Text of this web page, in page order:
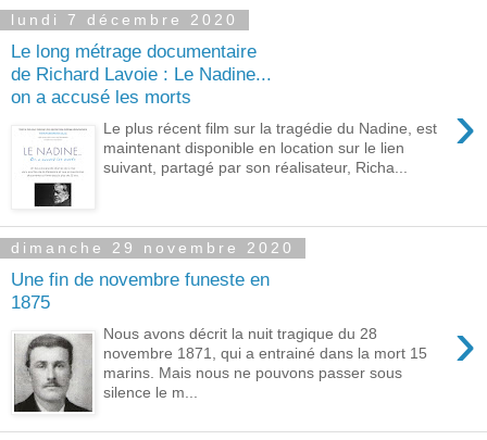
lundi 7 décembre 2020
Le long métrage documentaire
de Richard Lavoie : Le Nadine...
on a accusé les morts
›
Le plus récent film sur la tragédie du Nadine, est
maintenant disponible en location sur le lien
suivant, partagé par son réalisateur, Richa...
dimanche 29 novembre 2020
Une fin de novembre funeste en
1875
›
Nous avons décrit la nuit tragique du 28
novembre 1871, qui a entrainé dans la mort 15
marins. Mais nous ne pouvons passer sous
silence le m...